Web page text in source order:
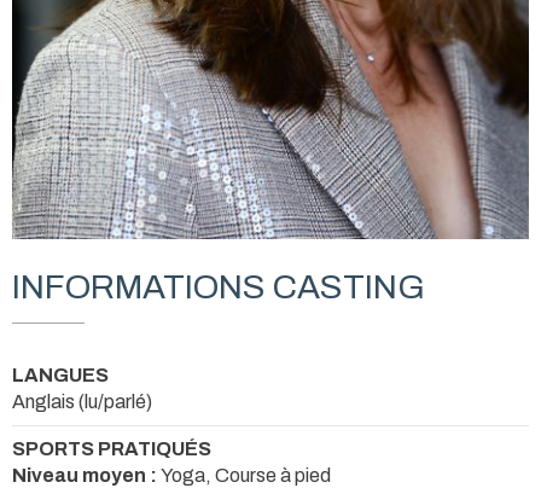
INFORMATIONS CASTING
LANGUES
Anglais (lu/parlé)
SPORTS PRATIQUÉS
Niveau moyen : Yoga, Course à pied